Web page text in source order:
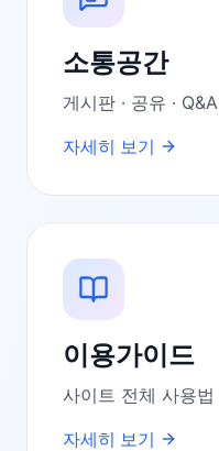
소통공간
게시판 · 공유 · Q&A
자세히 보기
이용가이드
사이트 전체 사용법
자세히 보기